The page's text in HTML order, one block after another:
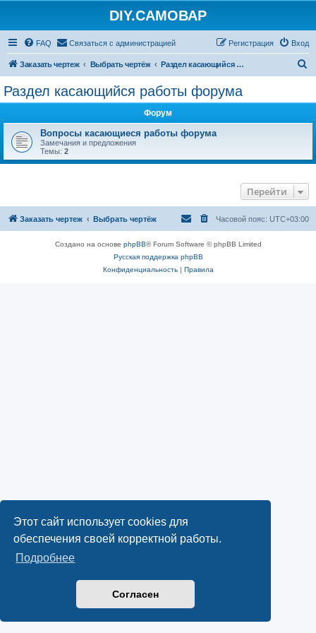
Этот сайт использует cookies для
обеспечения своей корректной работы.
Подробнее
Согласен
DIY.САМОВАР
FAQ Связаться с администрацией Вход
Регистрация
Заказать чертеж Выбрать чертёж Раздел касающийся работы форума
Раздел касающийся работы форума
Форум
Вопросы касающиеся работы форума
Замечания и предложения
Темы: 2
Перейти
Заказать чертеж Выбрать чертёж Часовой пояс: UTC+03:00
Создано на основе phpBB® Forum Software © phpBB Limited
Русская поддержка phpBB
Конфиденциальность| Правила